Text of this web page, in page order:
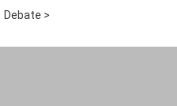
Debate >